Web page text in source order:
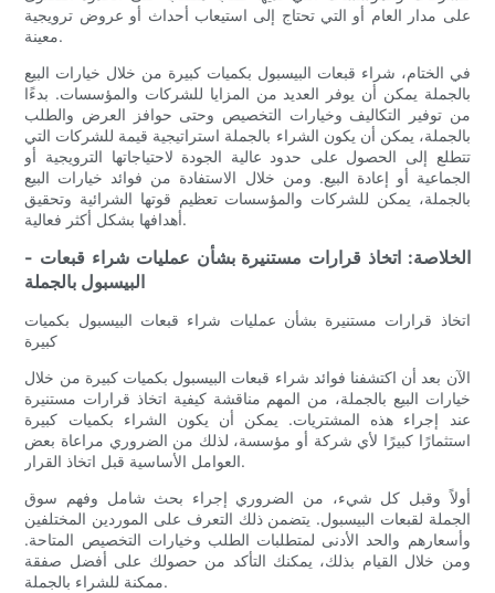
على مدار العام أو التي تحتاج إلى استيعاب أحداث أو عروض ترويجية
معينة.
في الختام، شراء قبعات البيسبول بكميات كبيرة من خلال خيارات البيع
بالجملة يمكن أن يوفر العديد من المزايا للشركات والمؤسسات. بدءًا
من توفير التكاليف وخيارات التخصيص وحتى حوافز العرض والطلب
بالجملة، يمكن أن يكون الشراء بالجملة استراتيجية قيمة للشركات التي
تتطلع إلى الحصول على حدود عالية الجودة لاحتياجاتها الترويجية أو
الجماعية أو إعادة البيع. ومن خلال الاستفادة من فوائد خيارات البيع
بالجملة، يمكن للشركات والمؤسسات تعظيم قوتها الشرائية وتحقيق
أهدافها بشكل أكثر فعالية.
- الخلاصة: اتخاذ قرارات مستنيرة بشأن عمليات شراء قبعات
البيسبول بالجملة
اتخاذ قرارات مستنيرة بشأن عمليات شراء قبعات البيسبول بكميات
كبيرة
الآن بعد أن اكتشفنا فوائد شراء قبعات البيسبول بكميات كبيرة من خلال
خيارات البيع بالجملة، من المهم مناقشة كيفية اتخاذ قرارات مستنيرة
عند إجراء هذه المشتريات. يمكن أن يكون الشراء بكميات كبيرة
استثمارًا كبيرًا لأي شركة أو مؤسسة، لذلك من الضروري مراعاة بعض
العوامل الأساسية قبل اتخاذ القرار.
أولاً وقبل كل شيء، من الضروري إجراء بحث شامل وفهم سوق
الجملة لقبعات البيسبول. يتضمن ذلك التعرف على الموردين المختلفين
وأسعارهم والحد الأدنى لمتطلبات الطلب وخيارات التخصيص المتاحة.
ومن خلال القيام بذلك، يمكنك التأكد من حصولك على أفضل صفقة
ممكنة للشراء بالجملة.